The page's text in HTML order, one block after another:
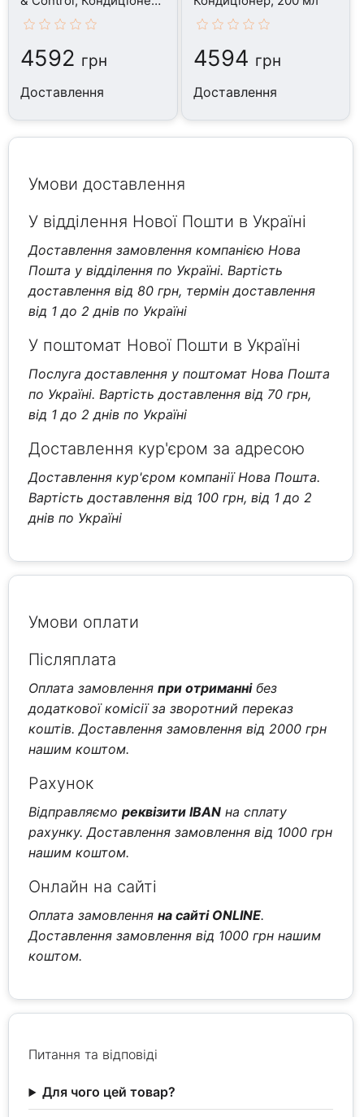
200 мл
4592 грн
Доставлення
4594 грн
Доставлення
Умови доставлення
У відділення Нової Пошти в Україні
Доставлення замовлення компанією Нова
Пошта у відділення по Україні. Вартість
доставлення від 80 грн, термін доставлення
від 1 до 2 днів по Україні
У поштомат Нової Пошти в Україні
Послуга доставлення у поштомат Нова Пошта
по Україні. Вартість доставлення від 70 грн,
від 1 до 2 днів по Україні
Доставлення кур'єром за адресою
Доставлення кур'єром компанії Нова Пошта.
Вартість доставлення від 100 грн, від 1 до 2
днів по Україні
Умови оплати
Післяплата
Оплата замовленняпри отриманнібез
додаткової комісії за зворотний переказ
коштів. Доставлення замовлення від 2000 грн
нашим коштом.
Рахунок
Відправляємореквізити IBAN на сплату
рахунку. Доставлення замовлення від 1000 грн
нашим коштом.
Онлайн на сайті
Оплата замовленняна сайті ONLINE.
Доставлення замовлення від 1000 грн нашим
коштом.
Питання та відповіді
Для чого цей товар?